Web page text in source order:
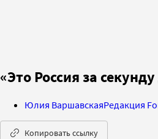
«Это Россия за
Юлия ВаршавскаяРедакция
Копировать ссылку